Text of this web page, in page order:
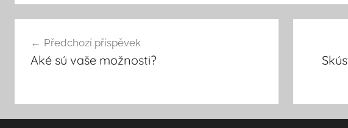
pro Předchozí příspěvek
Aké sú vaše možnosti?